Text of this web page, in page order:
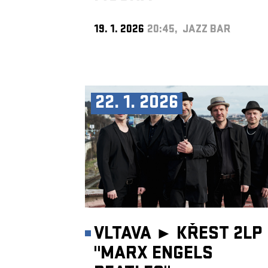
19. 1. 2026 20:45, JAZZ BAR
22. 1. 2026
VLTAVA ► KŘEST 2LP
"MARX ENGELS